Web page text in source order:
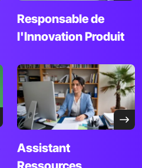
Responsable de
l'InnovationProduit
Assistant